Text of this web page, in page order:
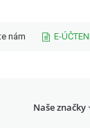
nám E-
Naše značky